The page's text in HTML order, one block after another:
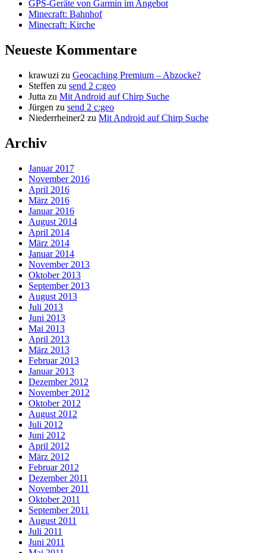
GPS-Geräte von Garmin im Angebot
Minecraft: Bahnhof
Minecraft: Kirche
Neueste Kommentare
krawuzi zu Geocaching Premium – Abzocke?
Steffen zu send 2 c:geo
Jutta zu Mit Android auf Chirp Suche
Jürgen zu send 2 c:geo
Niederrheiner2 zu Mit Android auf Chirp Suche
Archiv
Januar 2017
November 2016
April 2016
März 2016
Januar 2016
August 2014
April 2014
März 2014
Januar 2014
November 2013
Oktober 2013
September 2013
August 2013
Juli 2013
Juni 2013
Mai 2013
April 2013
März 2013
Februar 2013
Januar 2013
Dezember 2012
November 2012
Oktober 2012
August 2012
Juli 2012
Juni 2012
April 2012
März 2012
Februar 2012
Dezember 2011
November 2011
Oktober 2011
September 2011
August 2011
Juli 2011
Juni 2011